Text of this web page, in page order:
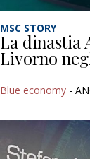
MSC STORY
La dinastia
Livorno
Blue economy -